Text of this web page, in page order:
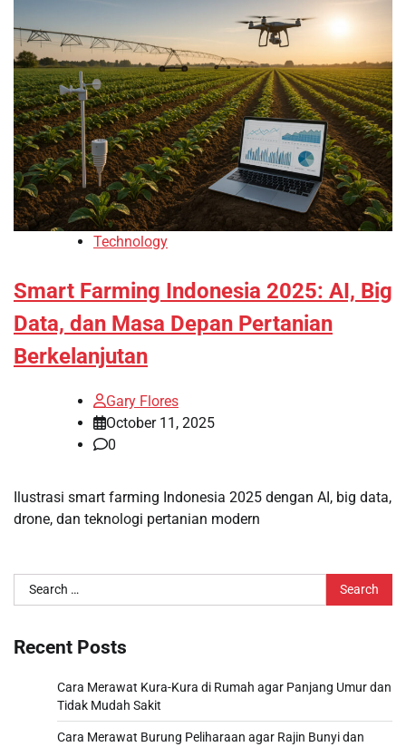
Technology
Smart Farming Indonesia 2025: AI, Big
Data, dan Masa Depan Pertanian
Berkelanjutan
Gary Flores
October 11, 2025
0
Ilustrasi smart farming Indonesia 2025 dengan AI, big data,
drone, dan teknologi pertanian modern
Search
for:
Recent Posts
Cara Merawat Kura-Kura di Rumah agar Panjang Umur dan
Tidak Mudah Sakit
Cara Merawat Burung Peliharaan agar Rajin Bunyi dan